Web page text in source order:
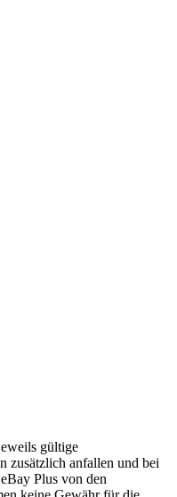
gültige
zusätzlich anfallen und bei
Plus von den